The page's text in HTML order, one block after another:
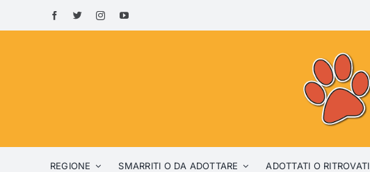
to
REGIONE SMARRITI O DA ADOTTARE ADOTTATI O RITROVATI